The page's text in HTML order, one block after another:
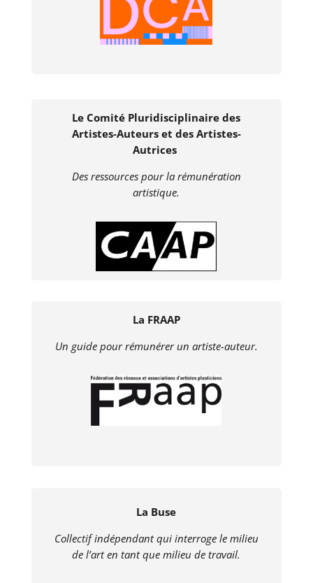
Le Comité Pluridisciplinaire des
Artistes-Auteurs et des Artistes-
Autrices
Des ressources pour la rémunération
artistique.
La FRAAP
Un guide pour rémunérer un artiste-auteur.
La Buse
Collectif indépendant qui interroge le milieu
de l’art en tant que milieu de travail.